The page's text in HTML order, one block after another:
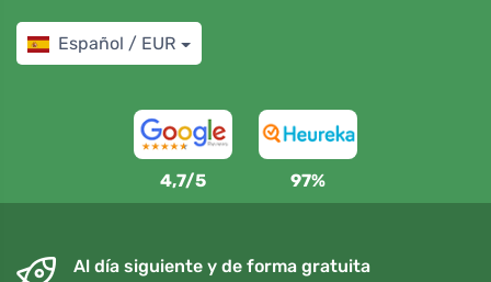
Español / EUR
4,7/5 97%
Al día siguiente y de forma gratuita